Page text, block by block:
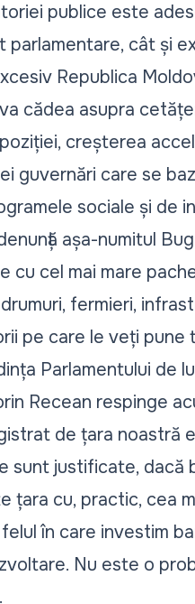
publice este
parlamentare, cât și
Republica
cădea asupra
creșterea
guvernări care se
sociale și de
așa-numitul
cu cel mai mare
fermieri,
pe care le veți pune
Parlamentului de
Recean respinge
de țara noastră
sunt justificate, dacă
țara cu, practic, cea
în care investim
Nu este o